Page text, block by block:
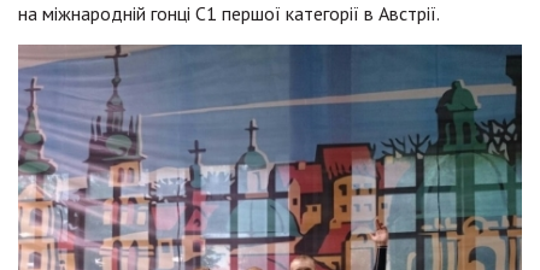
на міжнародній гонці С1 першої категорії в Австрії.